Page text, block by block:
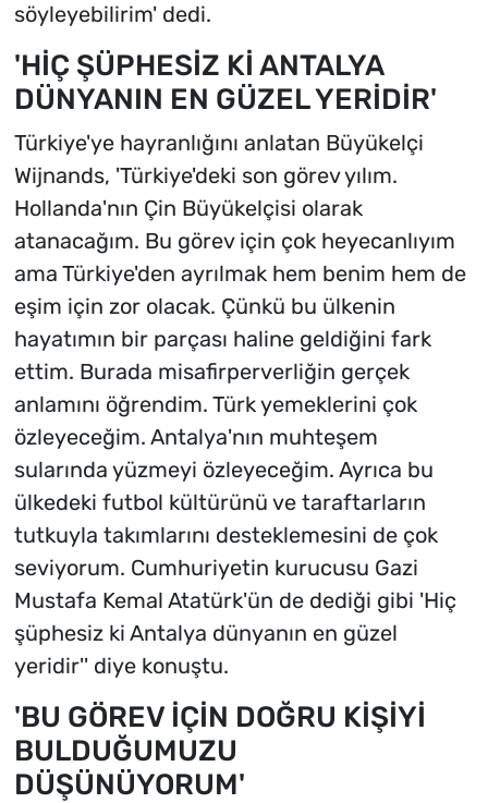
söyleyebilirim' dedi.
'HİÇ ŞÜPHESİZ Kİ ANTALYA
DÜNYANIN EN GÜZEL YERİDİR'
Türkiye'ye hayranlığını anlatan Büyükelçi
Wijnands, 'Türkiye'deki son görev yılım.
Hollanda'nın Çin Büyükelçisi olarak
atanacağım. Bu görev için çok heyecanlıyım
ama Türkiye'den ayrılmak hem benim hem de
eşim için zor olacak. Çünkü bu ülkenin
hayatımın bir parçası haline geldiğini fark
ettim. Burada misafirperverliğin gerçek
anlamını öğrendim. Türk yemeklerini çok
özleyeceğim. Antalya'nın muhteşem
sularında yüzmeyi özleyeceğim. Ayrıca bu
ülkedeki futbol kültürünü ve taraftarların
tutkuyla takımlarını desteklemesini de çok
seviyorum. Cumhuriyetin kurucusu Gazi
Mustafa Kemal Atatürk'ün de dediği gibi 'Hiç
şüphesiz ki Antalya dünyanın en güzel
yeridir'' diye konuştu.
'BU GÖREV İÇİN DOĞRU KİŞİYİ
BULDUĞUMUZU
DÜŞÜNÜYORUM'